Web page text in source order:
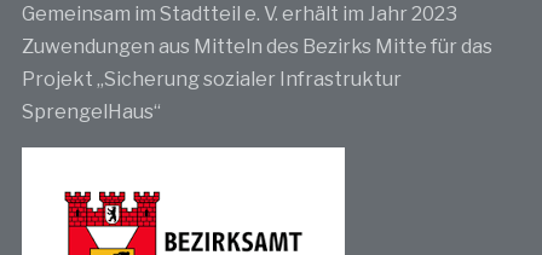
Gemeinsam im Stadtteil e. V. erhält im Jahr 2023
Zuwendungen aus Mitteln des Bezirks Mitte für das
Projekt „Sicherung sozialer Infrastruktur
SprengelHaus“